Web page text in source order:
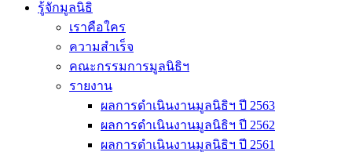
รู้จักมูลนิธิ
เราคือใคร
ความสำเร็จ
คณะกรรมการมูลนิธิฯ
รายงาน
ผลการดำเนินงานมูลนิธิฯ ปี 2563
ผลการดำเนินงานมูลนิธิฯ ปี 2562
ผลการดำเนินงานมูลนิธิฯ ปี 2561